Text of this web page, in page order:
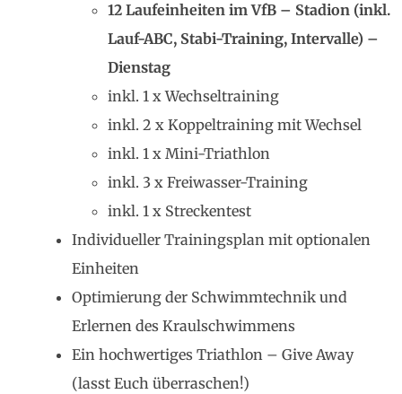
12 Laufeinheiten im VfB – Stadion (inkl.
Lauf-ABC, Stabi-Training, Intervalle) –
Dienstag
inkl. 1 x Wechseltraining
inkl. 2 x Koppeltraining mit Wechsel
inkl. 1 x Mini-Triathlon
inkl. 3 x Freiwasser-Training
inkl. 1 x Streckentest
Individueller Trainingsplan mit optionalen
Einheiten
Optimierung der Schwimmtechnik und
Erlernen des Kraulschwimmens
Ein hochwertiges Triathlon – Give Away
(lasst Euch überraschen!)